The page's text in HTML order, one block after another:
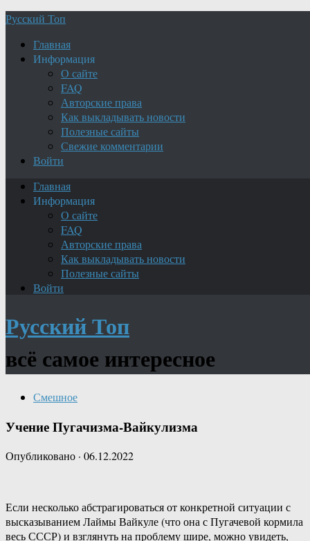
Русский Топ
Главная
Информация
О сайте
FAQ
Авторские права
Как выкладывать новости
Полезные сайты
Свежие комментарии
Войти
Главная
Информация
О сайте
FAQ
Авторские права
Как выкладывать новости
Полезные сайты
Войти
Русский Топ
всё самое интересное
Смешное
Учение Пугачизма-Вайкулизма
Опубликовано · 06.12.2022
Если несколько абстрагироваться от конкретной ситуации с
высказыванием Лаймы Вайкуле (что она с Пугачевой кормила
весь СССР) и взглянуть на проблему шире, можно увидеть,